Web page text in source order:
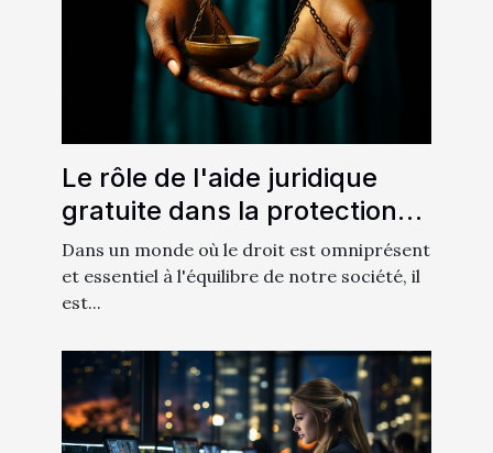
Le rôle de l'aide juridique
gratuite dans la protection
des droits des citoyens
Dans un monde où le droit est omniprésent
et essentiel à l'équilibre de notre société, il
est...